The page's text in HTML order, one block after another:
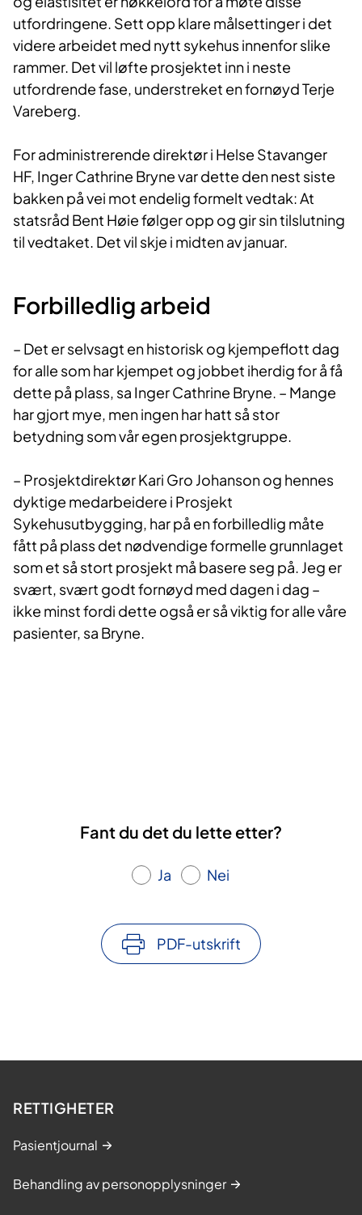
utfordringene. Sett opp klare målsettinger i det
videre arbeidet med nytt sykehus innenfor slike
rammer. Det vil løfte prosjektet inn i neste
utfordrende fase, understreket en fornøyd Terje
Vareberg.
For administrerende direktør i Helse Stavanger
HF, Inger Cathrine Bryne var dette den nest siste
bakken på vei mot endelig formelt vedtak: At
statsråd Bent Høie følger opp og gir sin tilslutning
til vedtaket. Det vil skje i midten av januar.​
Forbilledlig arbeid
– Det er selvsagt en historisk og kjempeflott dag
for alle som har kjempet og jobbet iherdig for å få
dette på plass, sa Inger Cathrine Bryne. – Mange
har gjort mye, men ingen har hatt så stor
betydning som vår egen prosjektgruppe.
– Prosjektdirektør Kari Gro Johanson og hennes
dyktige medarbeidere i Prosjekt
Sykehusutbygging, har på en forbilledlig måte
fått på plass det nødvendige formelle grunnlaget
som et så stort prosjekt må basere seg på. Jeg er
svært, svært godt fornøyd med dagen i dag –
ikke minst fordi dette også er så viktig for alle våre
pasienter, sa Bryne.​
Fant du det du lette etter?
Ja Nei
PDF-utskrift
RETTIGHETER
Pasientjournal
Behandling av personopplysninger